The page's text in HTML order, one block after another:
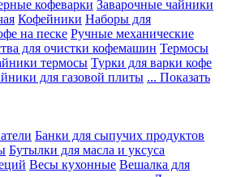
кофеварки Заварочные чайники
Кофейники Наборы для
на песке Ручные механические
для очистки кофемашин Термосы
термосы Турки для варки кофе
для газовой плиты ... Показать
Банки для сыпучих продуктов
Бутылки для масла и уксуса
Весы кухонные Вешалка для